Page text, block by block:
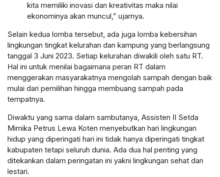
kita memiliki inovasi dan kreativitas maka nilai
ekonominya akan muncul,” ujarnya.
Selain kedua lomba tersebut, ada juga lomba kebersihan
lingkungan tingkat kelurahan dan kampung yang berlangsung
tanggal 3 Juni 2023. Setiap kelurahan diwakili oleh satu RT.
Hal ini untuk menilai bagaimana peran RT dalam
menggerakan masyarakatnya mengolah sampah dengan baik
mulai dari pemilihan hingga membuang sampah pada
tempatnya.
Diwaktu yang sama dalam sambutanya, Assisten II Setda
Mimika Petrus Lewa Koten menyebutkan hari lingkungan
hidup yang diperingati hari ini tidak hanya diperingati tingkat
kabupaten tetapi seluruh dunia. Ada dua hal penting yang
ditekankan dalam peringatan ini yakni lingkungan sehat dan
lestari.